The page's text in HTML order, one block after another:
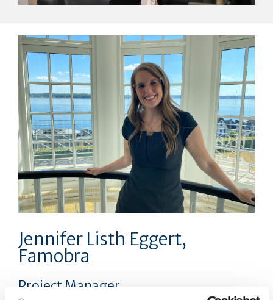
Jennifer Listh Eggert,
Famobra
Project Manager